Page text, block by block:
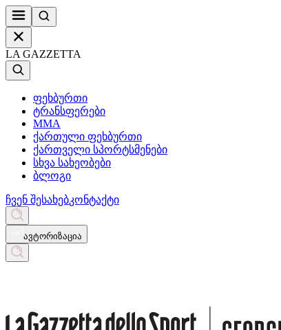
LA GAZZETTA
ფეხბურთი
ტრანსფერები
MMA
ქართული ფეხბურთი
ქართველი სპორტსმენები
სხვა სახეობები
ბლოგი
ჩვენ შესახებკონტაქტი
ავტორიზაცია